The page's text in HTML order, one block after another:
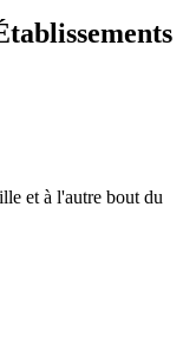
et à l'autre bout du